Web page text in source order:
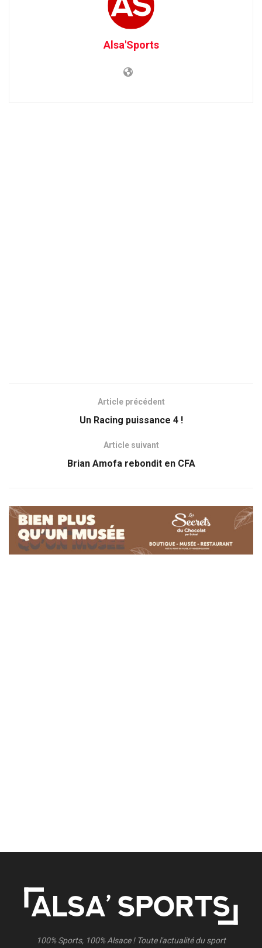
Alsa'Sports
Article précédent
Un Racing puissance 4 !
Article suivant
Brian Amofa rebondit en CFA
100% Sports, 100% Alsace ! Toute l'actualité du sport